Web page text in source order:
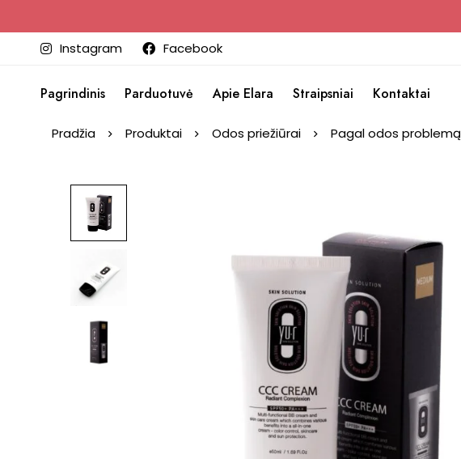
Instagram Facebook
Pagrindinis Parduotuvė Apie Elara Straipsniai Kontaktai
Pradžia Produktai Odos priežiūrai Pagal odos problemą